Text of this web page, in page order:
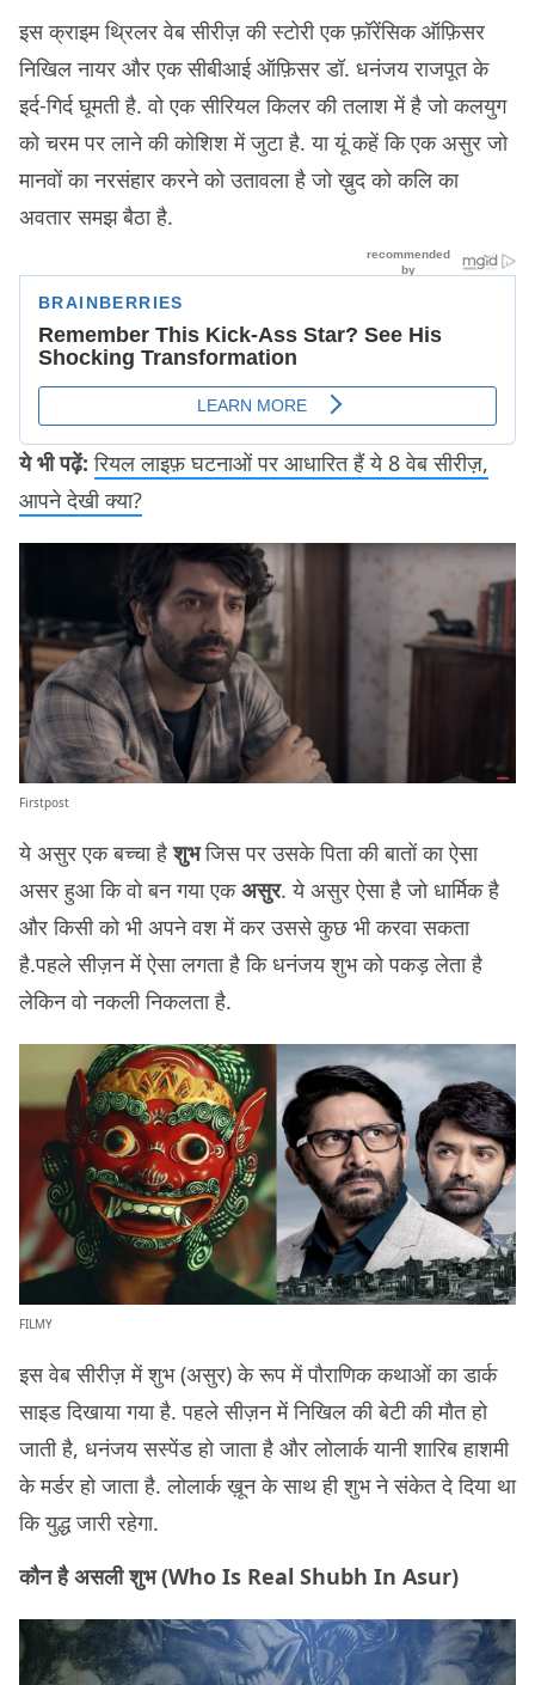
इस क्राइम थ्रिलर वेब सीरीज़ की स्टोरी एक फ़ॉरेंसिक ऑफ़िसर
निखिल नायर और एक सीबीआई ऑफ़िसर डॉ. धनंजय राजपूत के
इर्द-गिर्द घूमती है. वो एक सीरियल किलर की तलाश में है जो कलयुग
को चरम पर लाने की कोशिश में जुटा है. या यूं कहें कि एक असुर जो
मानवों का नरसंहार करने को उतावला है जो ख़ुद को कलि का
अवतार समझ बैठा है.
ये भी पढ़ें: रियल लाइफ़ घटनाओं पर आधारित हैं ये 8 वेब सीरीज़,
आपने देखी क्या?
Firstpost
ये असुर एक बच्चा हैशुभजिस पर उसके पिता की बातों का ऐसा
असर हुआ कि वो बन गया एकअसुर. ये असुर ऐसा है जो धार्मिक है
और किसी को भी अपने वश में कर उससे कुछ भी करवा सकता
है.पहले सीज़न में ऐसा लगता है कि धनंजय शुभ को पकड़ लेता है
लेकिन वो नकली निकलता है.
FILMY
इस वेब सीरीज़ में शुभ (असुर) के रूप में पौराणिक कथाओं का डार्क
साइड दिखाया गया है. पहले सीज़न में निखिल की बेटी की मौत हो
जाती है, धनंजय सस्पेंड हो जाता है और लोलार्क यानी शारिब हाशमी
के मर्डर हो जाता है. लोलार्क ख़ून के साथ ही शुभ ने संकेत दे दिया था
कि युद्ध जारी रहेगा.
कौन है असली शुभ (Who Is Real Shubh In Asur)